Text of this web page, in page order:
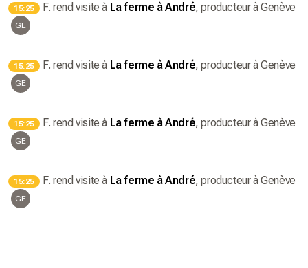
15:25 F. rend visite à La ferme à André, producteurà Genève
GE
15:25 F. rend visite à La ferme à André, producteurà Genève
GE
15:25 F. rend visite à La ferme à André, producteurà Genève
GE
15:25 F. rend visite à La ferme à André, producteurà Genève
GE